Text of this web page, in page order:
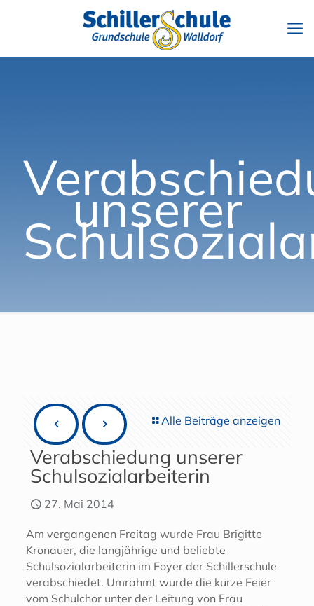
unserer
Alle Beiträge anzeigen
Verabschiedung unserer
Schulsozialarbeiterin
27. Mai 2014
Am vergangenen Freitag wurde Frau Brigitte
Kronauer, die langjährige und beliebte
Schulsozialarbeiterin im Foyer der Schillerschule
verabschiedet. Umrahmt wurde die kurze Feier
vom Schulchor unter der Leitung von Frau